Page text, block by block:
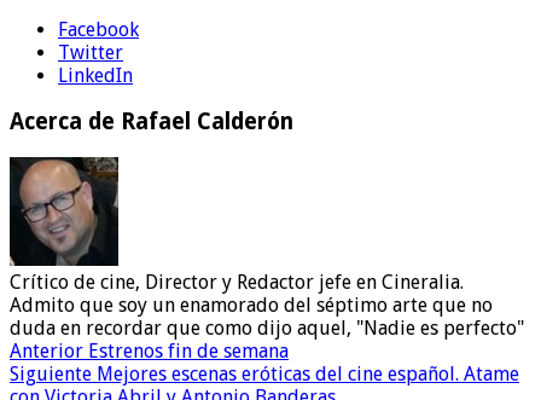
Facebook
Twitter
LinkedIn
Acerca de Rafael Calderón
Crítico de cine, Director y Redactor jefe en Cineralia.
Admito que soy un enamorado del séptimo arte que no
duda en recordar que como dijo aquel, "Nadie es perfecto"
Anterior Estrenos fin de semana
Siguiente Mejores escenas eróticas del cine español. Atame